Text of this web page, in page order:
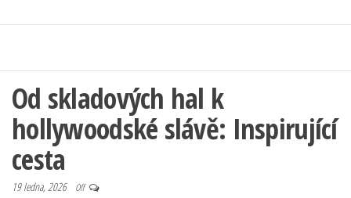
Od skladových hal k
hollywoodské slávě: Inspirující
cesta
19 ledna, 2026 Off